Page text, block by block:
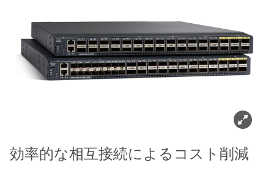
効率的な相互接続によるコスト削減